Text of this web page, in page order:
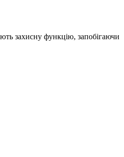
захисну функцію, запобігаючи